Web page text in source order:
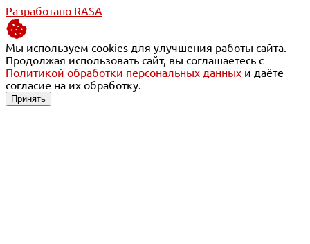
Разработано RASA
Мы используем cookies для улучшения работы сайта.
Продолжая использовать сайт, вы соглашаетесь с
Политикой обработки персональных данных и даёте
согласие на их обработку.
Принять